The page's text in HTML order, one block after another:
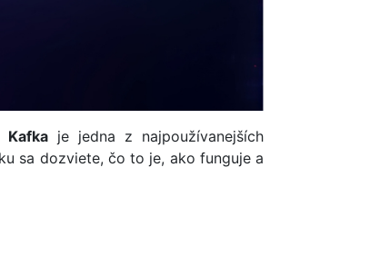
Kafkaje jedna z najpoužívanejších
sa dozviete, čo to je, ako funguje a